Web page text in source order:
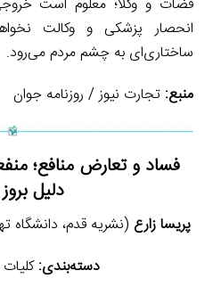
انحصار پزشکی و وکالت
ساختاری‌ای به چشم مردم می‌رود.
منبع: تجارت نیوز / روزنامه جوان
فساد و تعارض منافع؛
دلیل
پریسا زارع (نشریه قدم، دانشگاه
دسته‌بندی: